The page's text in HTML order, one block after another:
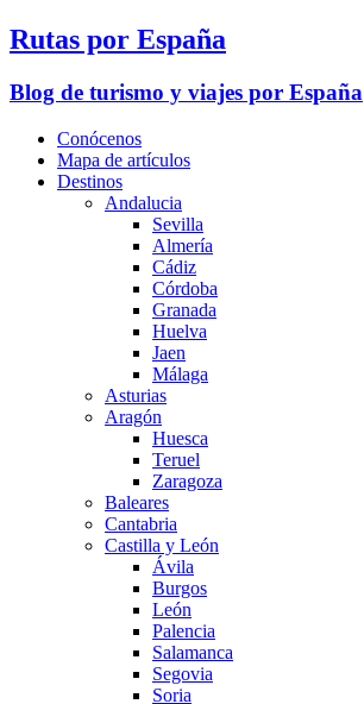
Rutas por España
Blog de turismo y viajes por España
Conócenos
Mapa de artículos
Destinos
Andalucia
Sevilla
Almería
Cádiz
Córdoba
Granada
Huelva
Jaen
Málaga
Asturias
Aragón
Huesca
Teruel
Zaragoza
Baleares
Cantabria
Castilla y León
Ávila
Burgos
León
Palencia
Salamanca
Segovia
Soria